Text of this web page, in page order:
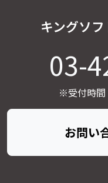
キングソ
03-
※受付時
お問い